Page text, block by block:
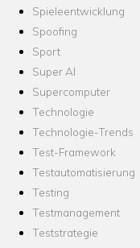
Spieleentwicklung
Spoofing
Sport
Super AI
Supercomputer
Technologie
Technologie-Trends
Test-Framework
Testautomatisierung
Testing
Testmanagement
Teststrategie